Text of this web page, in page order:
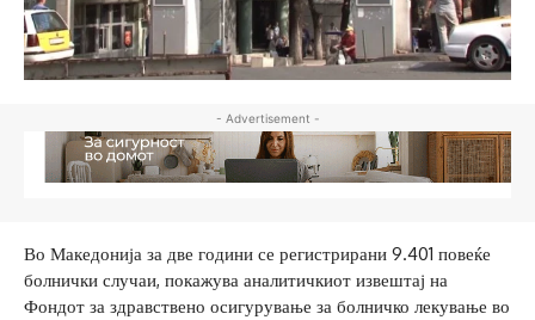
- Advertisement -
Во Македонија за две години се регистрирани 9.401 повеќе
болнички случаи, покажува аналитичкиот извештај на
Фондот за здравствено осигурување за болничко лекување во